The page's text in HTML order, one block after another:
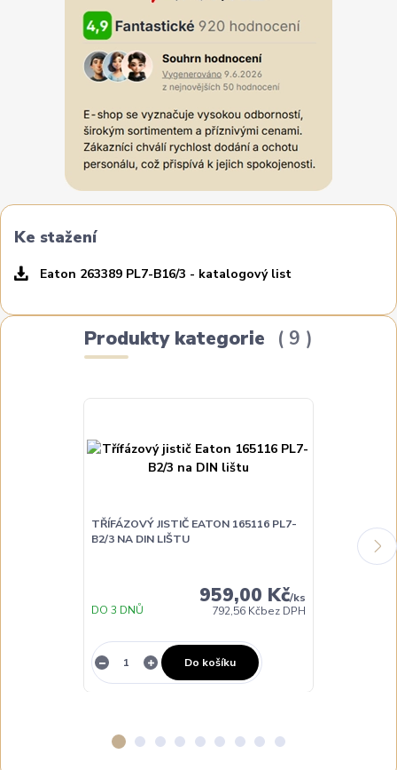
Ke stažení
Eaton 263389 PL7-B16/3 - katalogový list
Produkty kategorie 9
TŘÍFÁZOVÝ JISTIČ EATON 165116 PL7-
B2/3 NA DIN LIŠTU
959,00 Kč/ks
792,56 Kčbez DPH
DO 3 DNŮ
Do košíku
TŘÍFÁZOVÝ
B6/3 NA DIN